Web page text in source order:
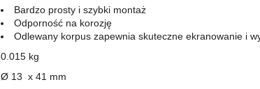
Bardzo prosty i szybki montaż
Odporność na korozję
Odlewany korpus zapewnia skuteczne ekranowanie i
0.015 kg
Ø 13 x 41 mm